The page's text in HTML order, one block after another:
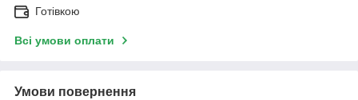
Готівкою
Всі умови оплати
Умови повернення